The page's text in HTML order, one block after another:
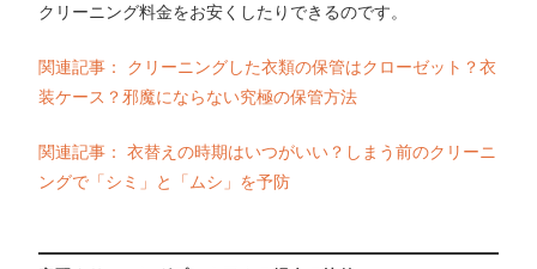
クリーニング料金をお安くしたりできるのです。
関連記事： クリーニングした衣類の保管はクローゼット？衣
装ケース？邪魔にならない究極の保管方法
関連記事： 衣替えの時期はいつがいい？しまう前のクリーニ
ングで「シミ」と「ムシ」を予防